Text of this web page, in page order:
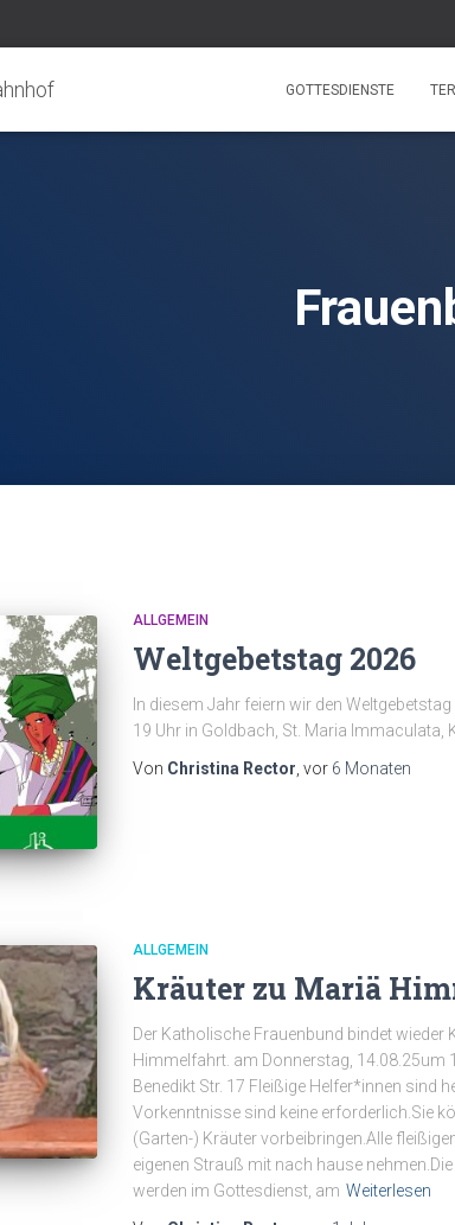
GOTTESDIENSTE
ALLGEMEIN
Weltgebetstag 2026
In diesem Jahr feiern wir den
19 Uhr in Goldbach, St. Maria Immaculata,
Von Christina Rector , vor 6 Monaten
ALLGEMEIN
Kräuter zu Mariä
Der Katholische Frauenbund bindet wieder
Himmelfahrt. am Donnerstag, 14.08.25um
Benedikt Str. 17 Fleißige Helfer*innen sind
Vorkenntnisse sind keine erforderlich.Sie
(Garten-) Kräuter vorbeibringen.Alle
eigenen Strauß mit nach hause
werden im Gottesdienst, am Weiterlesen